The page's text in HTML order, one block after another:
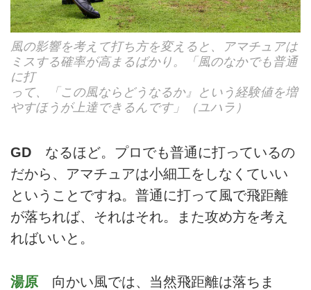
風の影響を考えて打ち方を変えると、アマチュアは
ミスする確率が高まるばかり。「風のなかでも普通
に打
って、「この風ならどうなるか』という経験値を増
やすほうが上達できるんです」（ユハラ）
GD なるほど。プロでも普通に打っているの
だから、アマチュアは小細工をしなくていい
ということですね。普通に打って風で飛距離
が落ちれば、それはそれ。また攻め方を考え
ればいいと。
湯原 向かい風では、当然飛距離は落ちま